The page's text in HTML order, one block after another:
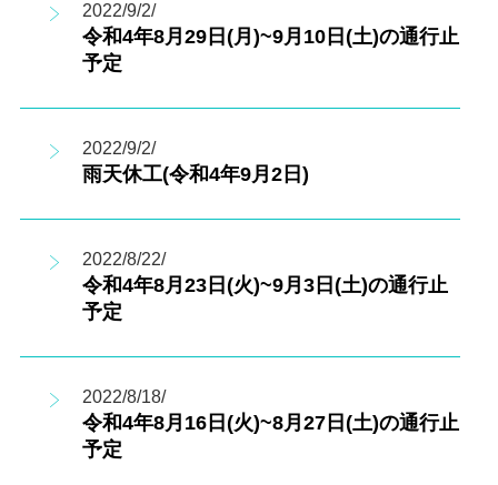
2022/9/2/
令和4年8月29日(月)~9月10日(土)の通行止
予定
2022/9/2/
雨天休工(令和4年9月2日)
2022/8/22/
令和4年8月23日(火)~9月3日(土)の通行止
予定
2022/8/18/
令和4年8月16日(火)~8月27日(土)の通行止
予定